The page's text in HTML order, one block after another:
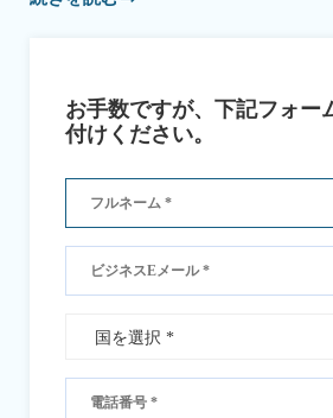
お手数ですが、下記フォー
付けください。